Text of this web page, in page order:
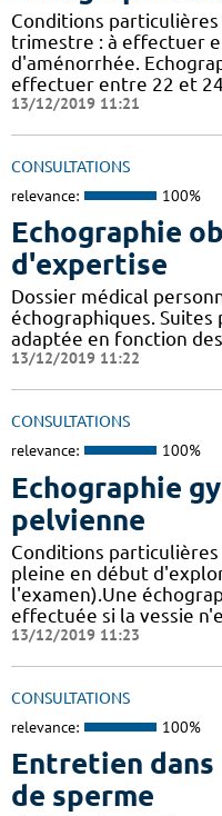
Conditions particulières
trimestre : à effectuer
d'aménorrhée.
effectuer entre 22 et
13/12/2019 11:21
CONSULTATIONS
relevance: 100%
Echographie
d'expertise
Dossier médical
échographiques. Suites
adaptée en fonction
13/12/2019 11:22
CONSULTATIONS
relevance: 100%
Echographie
pelvienne
Conditions particulières
pleine en début
l'examen).Une
effectuée si la vessie
13/12/2019 11:23
CONSULTATIONS
relevance: 100%
Entretien dans
de sperme